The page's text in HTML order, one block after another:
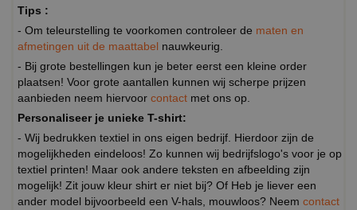
Tips :
- Om teleurstelling te voorkomen controleer de maten en
afmetingen uit de maattabel nauwkeurig.
- Bij grote bestellingen kun je beter eerst een kleine order
plaatsen! Voor grote aantallen kunnen wij scherpe prijzen
aanbieden neem hiervoor contact met ons op.
Personaliseer je unieke T-shirt:
- Wij bedrukken textiel in ons eigen bedrijf. Hierdoor zijn de
mogelijkheden eindeloos! Zo kunnen wij bedrijfslogo's voor je op
textiel printen! Maar ook andere teksten en afbeelding zijn
mogelijk! Zit jouw kleur shirt er niet bij? Of Heb je liever een
ander model bijvoorbeeld een V-hals, mouwloos? Neem contact